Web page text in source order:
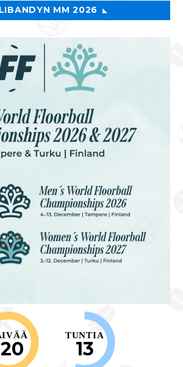
MM 2026
TUNTIA
13